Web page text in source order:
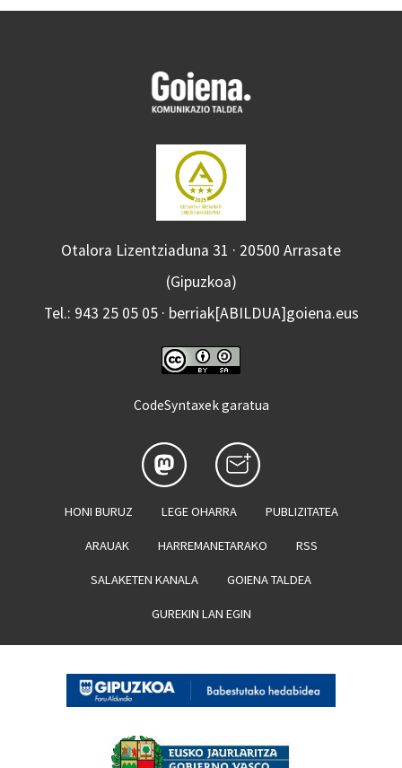
Otalora Lizentziaduna 31 · 20500 Arrasate
(Gipuzkoa)
Tel.: 943 25 05 05 · berriak[ABILDUA]goiena.eus
CodeSyntaxek garatua
HONI BURUZ LEGE OHARRA PUBLIZITATEA
ARAUAK HARREMANETARAKO RSS
SALAKETEN KANALA GOIENA TALDEA
GUREKIN LAN EGIN